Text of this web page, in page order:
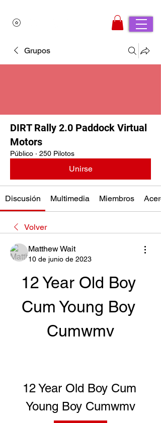
Grupos
DIRT Rally 2.0 Paddock Virtual
Motors
Público · 250 Pilotos
Unirse
Discusión Multimedia Miembros
Volver
Matthew Wait
10 de junio de 2023
12 Year Old Boy
Cum Young Boy
Cumwmv
12 Year Old Boy Cum
Young Boy Cumwmv